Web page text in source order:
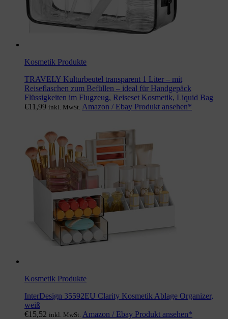
Kosmetik Produkte
TRAVELY Kulturbeutel transparent 1 Liter – mit
Reiseflaschen zum Befüllen – ideal für Handgepäck
Flüssigkeiten im Flugzeug, Reiseset Kosmetik, Liquid Bag
€11,99 inkl. MwSt. Amazon / Ebay Produkt ansehen*
Kosmetik Produkte
InterDesign 35592EU Clarity Kosmetik Ablage Organizer,
weiß
€15,52 inkl. MwSt. Amazon / Ebay Produkt ansehen*